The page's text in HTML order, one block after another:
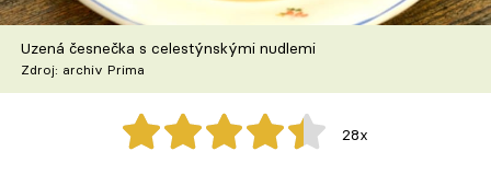
Recepty z TV
Speciál: Cuketa
Těhotnej kuchař
Uzená česnečka s celestýnskými nudlemi
Zdroj: archiv Prima
28x